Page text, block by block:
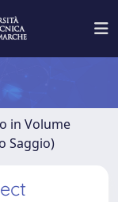
in Volume
Saggio)